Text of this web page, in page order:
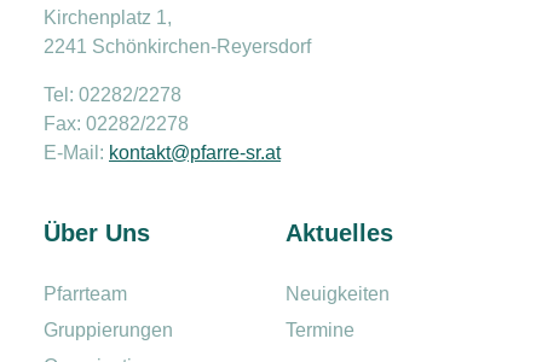
Kirchenplatz 1,
2241 Schönkirchen-Reyersdorf
Tel: 02282/2278
Fax: 02282/2278
E-Mail: kontakt@pfarre-sr.at
Über Uns
Pfarrteam
Gruppierungen
Aktuelles
Neuigkeiten
Termine